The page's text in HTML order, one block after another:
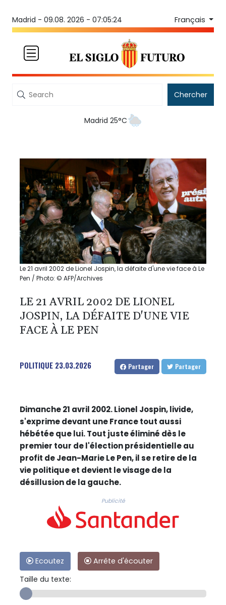
Madrid - 09.08. 2026 - 07:05:24 Français
Chercher
Madrid 25°C
Le 21 avril 2002 de Lionel Jospin, la défaite d'une vie face à Le
Pen / Photo: © AFP/Archives
LE 21 AVRIL 2002 DE LIONEL
JOSPIN, LA DÉFAITE D'UNE VIE
FACE À LE PEN
POLITIQUE 23.03.2026 Partager Partager
Dimanche 21 avril 2002. Lionel Jospin, livide,
s'exprime devant une France tout aussi
hébétée que lui. Tout juste éliminé dès le
premier tour de l'élection présidentielle au
profit de Jean-Marie Le Pen, il se retire de la
vie politique et devient le visage de la
désillusion de la gauche.
Publicité
Ecoutez
Arrête d'écouter
Taille du texte: